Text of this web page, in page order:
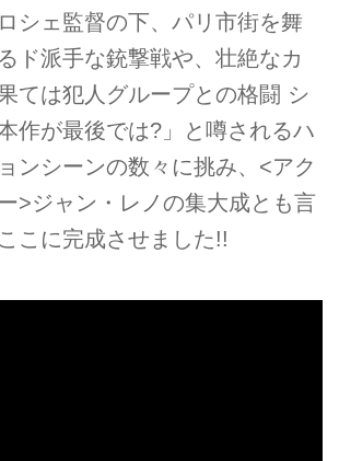
シェ監督の下、パリ市街を舞
ド派手な銃撃戦や、壮絶なカ
ては犯人グループとの格闘 シ
作が最後では?」と噂されるハ
ンシーンの数々に挑み、<アク
>ジャン・レノの集大成とも言
こに完成させました!!